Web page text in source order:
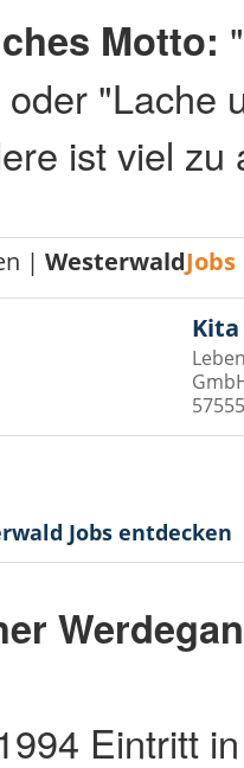
Motto:
"Lache
ist viel zu
|WesterwaldJobs
Jobs entdecken
Eintritt